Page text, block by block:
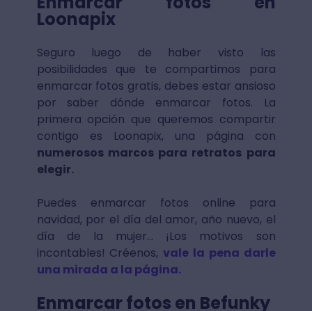
Loonapix
Seguro luego de haber visto las
posibilidades que te compartimos para
enmarcar fotos gratis, debes estar ansioso
por saber dónde enmarcar fotos. La
primera opción que queremos compartir
contigo es Loonapix, una página con
numerosos marcos para retratos para
elegir.
Puedes enmarcar fotos online para
navidad, por el día del amor, año nuevo, el
día de la mujer… ¡Los motivos son
incontables! Créenos,vale la pena darle
una mirada a la página.
Enmarcar fotos en Befunky